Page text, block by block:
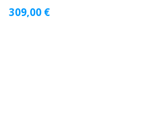
309,00 €